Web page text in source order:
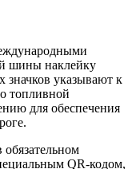
шины наклейку
значков указывают к
топливной
для обеспечения
QR-кодом,